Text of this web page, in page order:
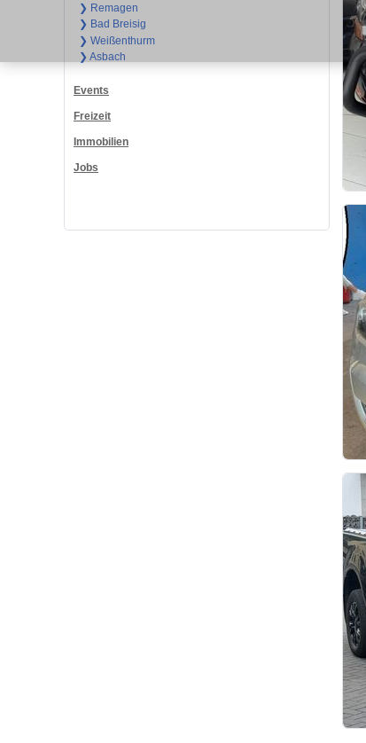
❯ Remagen
❯ Bad Breisig
❯ Weißenthurm
❯ Asbach
Events
Freizeit
Immobilien
Jobs